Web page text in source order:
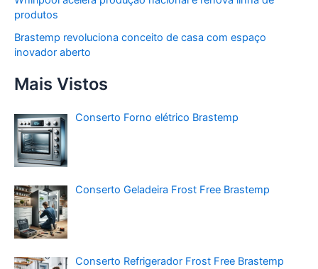
produtos
Brastemp revoluciona conceito de casa com espaço
inovador aberto
Mais Vistos
Conserto Forno elétrico Brastemp
Conserto Geladeira Frost Free Brastemp
Conserto Refrigerador Frost Free Brastemp